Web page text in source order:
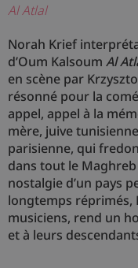
Al Atlal
Norah Krief
d’Oum Kalsoum Al
en scène par
résonné pour la
appel, appel à la
mère, juive
parisienne, qui
dans tout le
nostalgie d’un pays
longtemps réprimés,
musiciens, rend un
et à leurs